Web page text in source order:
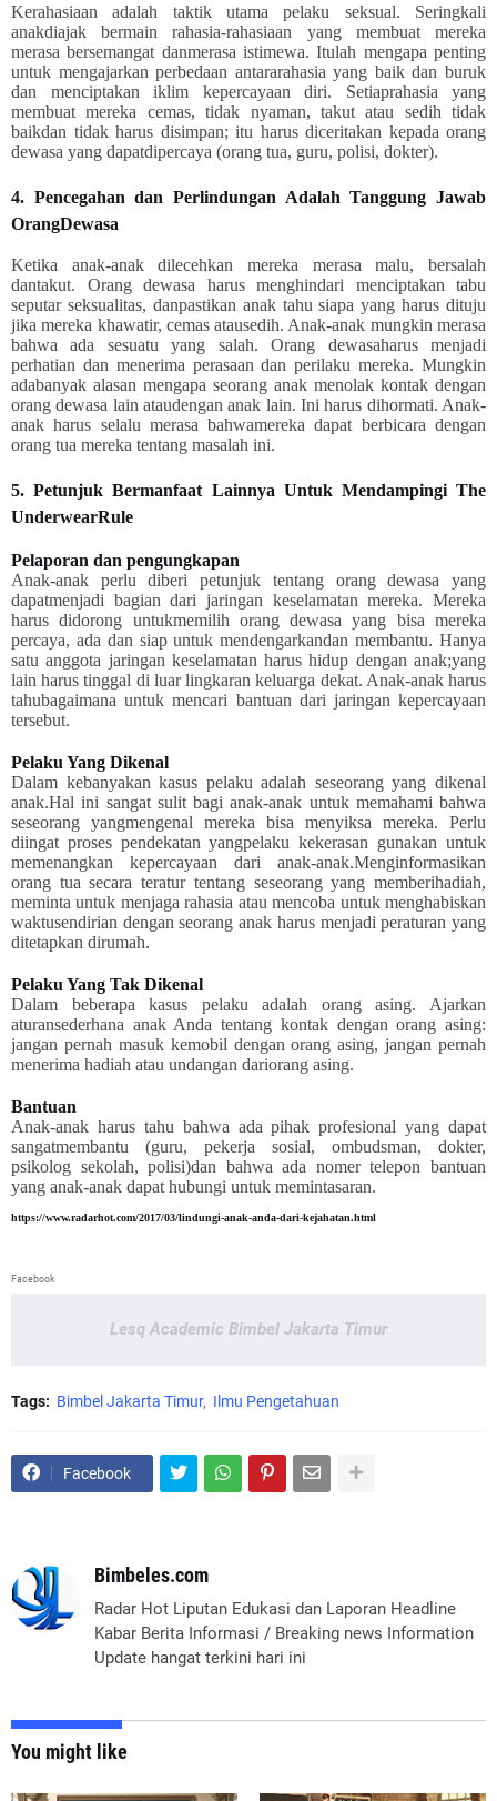
Kerahasiaan adalah taktik utama pelaku seksual. Seringkali
anakdiajak bermain rahasia-rahasiaan yang membuat mereka
merasa bersemangat danmerasa istimewa. Itulah mengapa penting
untuk mengajarkan perbedaan antararahasia yang baik dan buruk
dan menciptakan iklim kepercayaan diri. Setiaprahasia yang
membuat mereka cemas, tidak nyaman, takut atau sedih tidak
baikdan tidak harus disimpan; itu harus diceritakan kepada orang
dewasa yang dapatdipercaya (orang tua, guru, polisi, dokter).
4. Pencegahan dan Perlindungan Adalah Tanggung Jawab
OrangDewasa
Ketika anak-anak dilecehkan mereka merasa malu, bersalah
dantakut. Orang dewasa harus menghindari menciptakan tabu
seputar seksualitas, danpastikan anak tahu siapa yang harus dituju
jika mereka khawatir, cemas atausedih. Anak-anak mungkin merasa
bahwa ada sesuatu yang salah. Orang dewasaharus menjadi
perhatian dan menerima perasaan dan perilaku mereka. Mungkin
adabanyak alasan mengapa seorang anak menolak kontak dengan
orang dewasa lain ataudengan anak lain. Ini harus dihormati. Anak-
anak harus selalu merasa bahwamereka dapat berbicara dengan
orang tua mereka tentang masalah ini.
5. Petunjuk Bermanfaat Lainnya Untuk Mendampingi The
UnderwearRule
Pelaporan dan pengungkapan
Anak-anak perlu diberi petunjuk tentang orang dewasa yang
dapatmenjadi bagian dari jaringan keselamatan mereka. Mereka
harus didorong untukmemilih orang dewasa yang bisa mereka
percaya, ada dan siap untuk mendengarkandan membantu. Hanya
satu anggota jaringan keselamatan harus hidup dengan anak;yang
lain harus tinggal di luar lingkaran keluarga dekat. Anak-anak harus
tahubagaimana untuk mencari bantuan dari jaringan kepercayaan
tersebut.
Pelaku Yang Dikenal
Dalam kebanyakan kasus pelaku adalah seseorang yang dikenal
anak.Hal ini sangat sulit bagi anak-anak untuk memahami bahwa
seseorang yangmengenal mereka bisa menyiksa mereka. Perlu
diingat proses pendekatan yangpelaku kekerasan gunakan untuk
memenangkan kepercayaan dari anak-anak.Menginformasikan
orang tua secara teratur tentang seseorang yang memberihadiah,
meminta untuk menjaga rahasia atau mencoba untuk menghabiskan
waktusendirian dengan seorang anak harus menjadi peraturan yang
ditetapkan dirumah.
Pelaku Yang Tak Dikenal
Dalam beberapa kasus pelaku adalah orang asing. Ajarkan
aturansederhana anak Anda tentang kontak dengan orang asing:
jangan pernah masuk kemobil dengan orang asing, jangan pernah
menerima hadiah atau undangan dariorang asing.
Bantuan
Anak-anak harus tahu bahwa ada pihak profesional yang dapat
sangatmembantu (guru, pekerja sosial, ombudsman, dokter,
psikolog sekolah, polisi)dan bahwa ada nomer telepon bantuan
yang anak-anak dapat hubungi untuk memintasaran.
https://www.radarhot.com/2017/03/lindungi-anak-anda-dari-kejahatan.html
Facebook
Lesq Academic Bimbel Jakarta Timur
Tags: Bimbel Jakarta Timur Ilmu Pengetahuan
Facebook
Bimbeles.com
Radar Hot Liputan Edukasi dan Laporan Headline
Kabar Berita Informasi / Breaking news Information
Update hangat terkini hari ini
You might like